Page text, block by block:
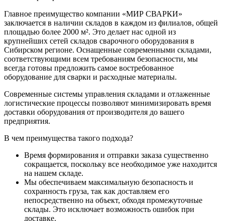
Главное преимущество компании «МИР СВАРКИ»
заключается в наличии складов в каждом из филиалов, общей
площадью более 2000 м². Это делает нас одной из
крупнейших сетей складов сварочного оборудования в
Сибирском регионе. Оснащенные современными складами,
соответствующими всем требованиям безопасности, мы
всегда готовы предложить самое востребованное
оборудование для сварки и расходные материалы.
Современные системы управления складами и отлаженные
логистические процессы позволяют минимизировать время
доставки оборудования от производителя до вашего
предприятия.
В чем преимущества такого подхода?
Время формирования и отправки заказа существенно
сокращается, поскольку все необходимое уже находится
на нашем складе.
Мы обеспечиваем максимальную безопасность и
сохранность груза, так как доставляем его
непосредственно на объект, обходя промежуточные
склады. Это исключает возможность ошибок при
доставке.